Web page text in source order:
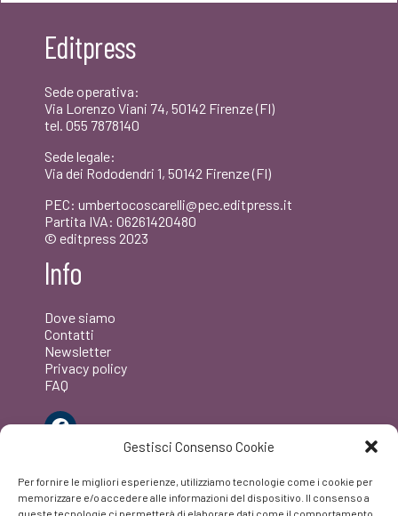
Gestisci Consenso Cookie
Per fornire le migliori esperienze, utilizziamo tecnologie come i cookie per
memorizzare e/o accedere alle informazioni del dispositivo. Il consenso a
queste tecnologie ci permetterà di elaborare dati come il comportamento
Editpress
Sede operativa:
Via Lorenzo Viani 74, 50142 Firenze (FI)
tel. 055 7878140
Sede legale:
Via dei Rododendri 1, 50142 Firenze (FI)
PEC: umbertocoscarelli@pec.editpress.it
Partita IVA: 06261420480
© editpress 2023
Info
Dove siamo
Contatti
Newsletter
Privacy policy
FAQ